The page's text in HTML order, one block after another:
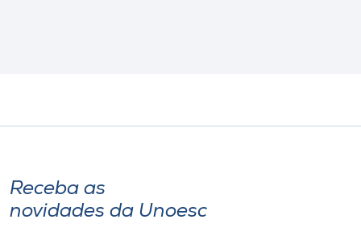
Receba as
novidades da Unoesc